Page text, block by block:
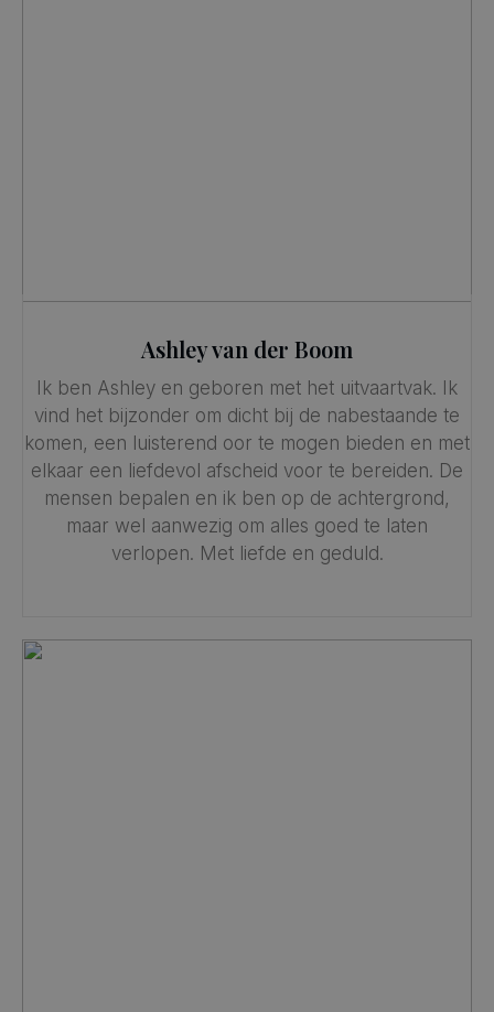
Ashley van der Boom
Ik ben Ashley en geboren met het uitvaartvak. Ik
vind het bijzonder om dicht bij de nabestaande te
komen, een luisterend oor te mogen bieden en met
elkaar een liefdevol afscheid voor te bereiden. De
mensen bepalen en ik ben op de achtergrond,
maar wel aanwezig om alles goed te laten
verlopen. Met liefde en geduld.